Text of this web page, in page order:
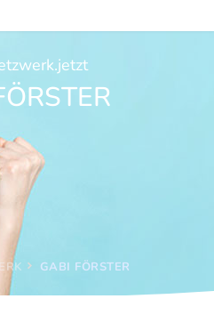
GABI FÖRSTER